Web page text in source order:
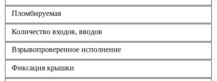
Пломбируемая
Количество входов, вводов
Взрывопроверенное исполнение
Фиксация крышки